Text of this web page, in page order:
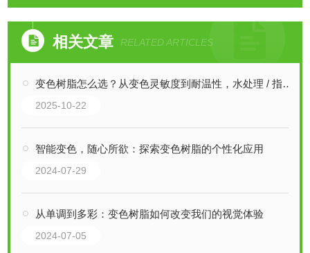
相关文章 RELATED ARTICLES
变色树脂怎么选？从变色灵敏度到耐温性，水处理 / 指示场景选型指南
2025-10-22
智能变色，随心所欲：探索变色树脂的个性化应用
2024-07-29
从单调到多彩：变色树脂如何改变我们的视觉体验
2024-07-05